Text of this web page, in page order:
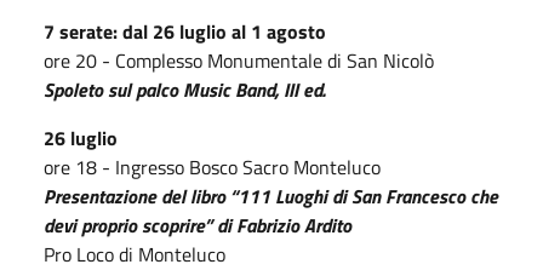
7 serate: dal 26 luglio al 1 agosto
ore 20 - Complesso Monumentale di San Nicolò
Spoleto sul palco Music Band, III ed.
26 luglio
ore 18 - Ingresso Bosco Sacro Monteluco
Presentazione del libro “111 Luoghi di San Francesco che
devi proprio scoprire” di Fabrizio Ardito
Pro Loco di Monteluco